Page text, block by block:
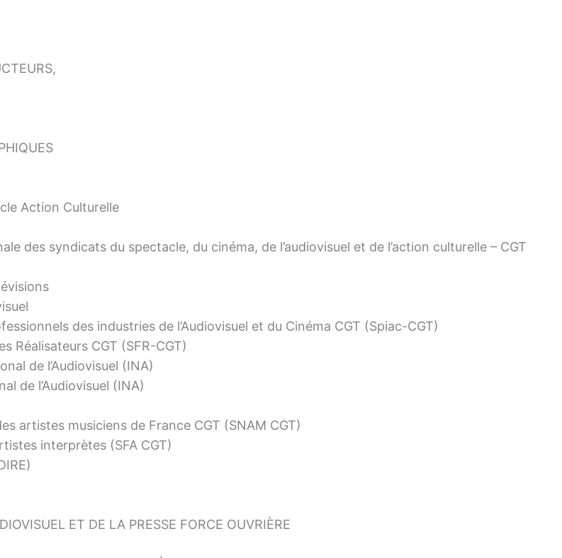
Action Culturelle
des syndicats du spectacle, du cinéma, de l’audiovisuel et de l’action culturelle – CGT
des industries de l’Audiovisuel et du Cinéma CGT (Spiac-CGT)
Réalisateurs CGT (SFR-CGT)
de l’Audiovisuel (INA)
de l’Audiovisuel (INA)
artistes musiciens de France CGT (SNAM CGT)
interprètes (SFA CGT)
ET DE LA PRESSE FORCE OUVRIÈRE